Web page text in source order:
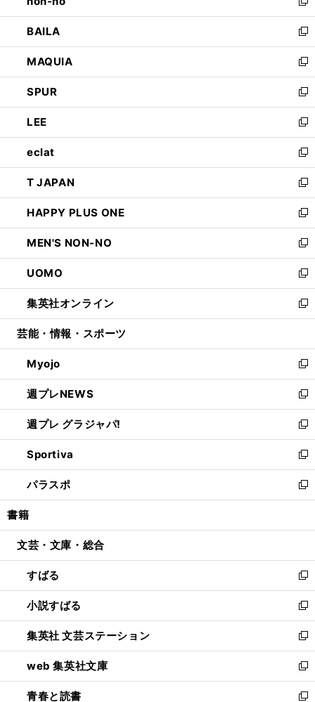
開
く
い
ウ
ィ
ン
ド
ウ
で
開
く
新
し
い
ウ
ィ
ン
ド
ウ
で
開
く
BAILA
新
し
い
ウ
ィ
ン
ド
ウ
で
開
く
MAQUIA
新
し
い
ウ
ィ
ン
ド
ウ
で
開
く
SPUR
新
し
い
ウ
ィ
ン
ド
ウ
で
開
く
LEE
新
し
い
ウ
ィ
ン
ド
ウ
で
開
く
eclat
新
し
い
ウ
ィ
ン
ド
ウ
で
開
く
T JAPAN
新
し
い
ウ
ィ
ン
ド
ウ
で
開
HAPPY PLUS ONE
新
し
い
ウ
ィ
ン
ド
ウ
開
く
MEN'S NON-NO
新
し
い
ウ
ィ
ン
ウ
で
開
く
UOMO
新
し
い
ウ
ン
ド
ウ
で
開
く
集英社オンライン
新
し
ウ
ィ
ン
ド
ウ
で
開
く
芸能・情報・スポーツ
Myojo
新
し
い
ウ
ィ
ン
ド
ウ
で
開
週プレNEWS
新
し
い
ウ
ィ
ン
ド
ウ
開
週プレ グラジャパ!
新
し
い
ウ
ィ
ン
ウ
開
く
Sportiva
新
し
い
ウ
ン
ウ
で
開
く
パラスポ
新
し
ウ
ン
ド
ウ
で
開
く
書籍
文芸・文庫・総合
すばる
新
し
い
ウ
ィ
ン
ド
ウ
で
小説すばる
新
し
い
ウ
ィ
ン
ド
集英社 文芸ステーション
新
し
い
ウ
ィ
web 集英社文庫
新
し
い
青春と読書
新